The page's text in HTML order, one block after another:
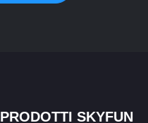
PRODOTTI SKYFUN